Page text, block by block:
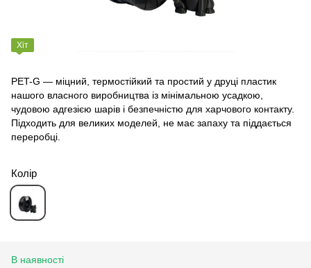
Хіт
PET-G — міцний, термостійкий та простий у друці пластик
нашого власного виробництва із мінімальною усадкою,
чудовою адгезією шарів і безпечністю для харчового контакту.
Підходить для великих моделей, не має запаху та піддається
переробці.
Колір
В наявності